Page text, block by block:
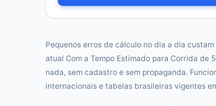
Pequenos erros de cálculo no dia a dia
atual Com a Tempo Estimado para Corrida
nada, sem cadastro e sem propaganda.
internacionais e tabelas brasileiras vigentes